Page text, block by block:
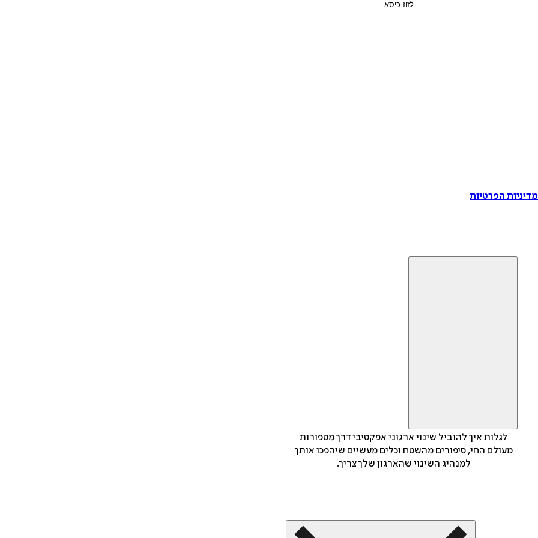
הפרטיות
לגלות איך להוביל שינוי ארגוני אפקטיבי דרך מטפורות
מעולם החי, סיפורים מהשטח וכלים מעשיים שיהפכו אותך
למנהיג השינוי שהארגון שלך צריך.